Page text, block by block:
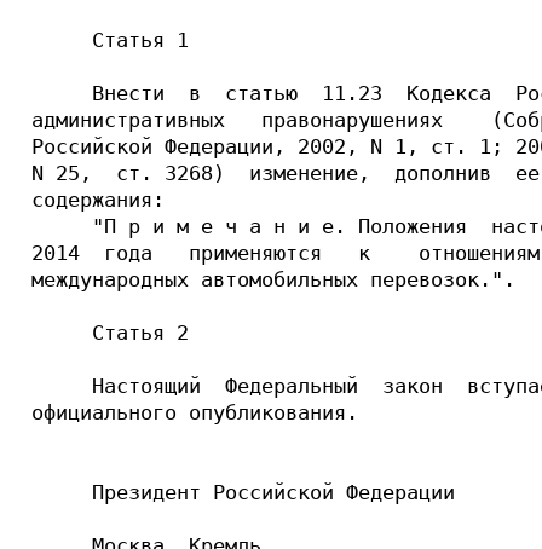
     Статья 1
Внести  в  статью  11.23  Кодекса
административных   правонарушениях
Российской Федерации, 2002, N 1, ст. 1;
N 25,  ст. 3268)  изменение,  дополнив  ее
содержания:
"П р и м е ч а н и е. Положения
2014  года   применяются   к
международных автомобильных перевозок.".
     Статья 2
Настоящий  Федеральный  закон
официального опубликования.
Президент Российской Федерации